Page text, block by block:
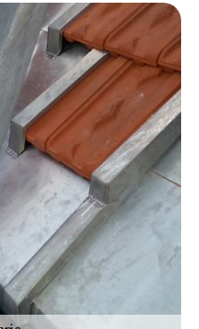
l’étanchéité du toit. Les
intégrante de votre
cas être dissociés de
la pose, la restauration, la
zingueries de toiture,
vous garantira des